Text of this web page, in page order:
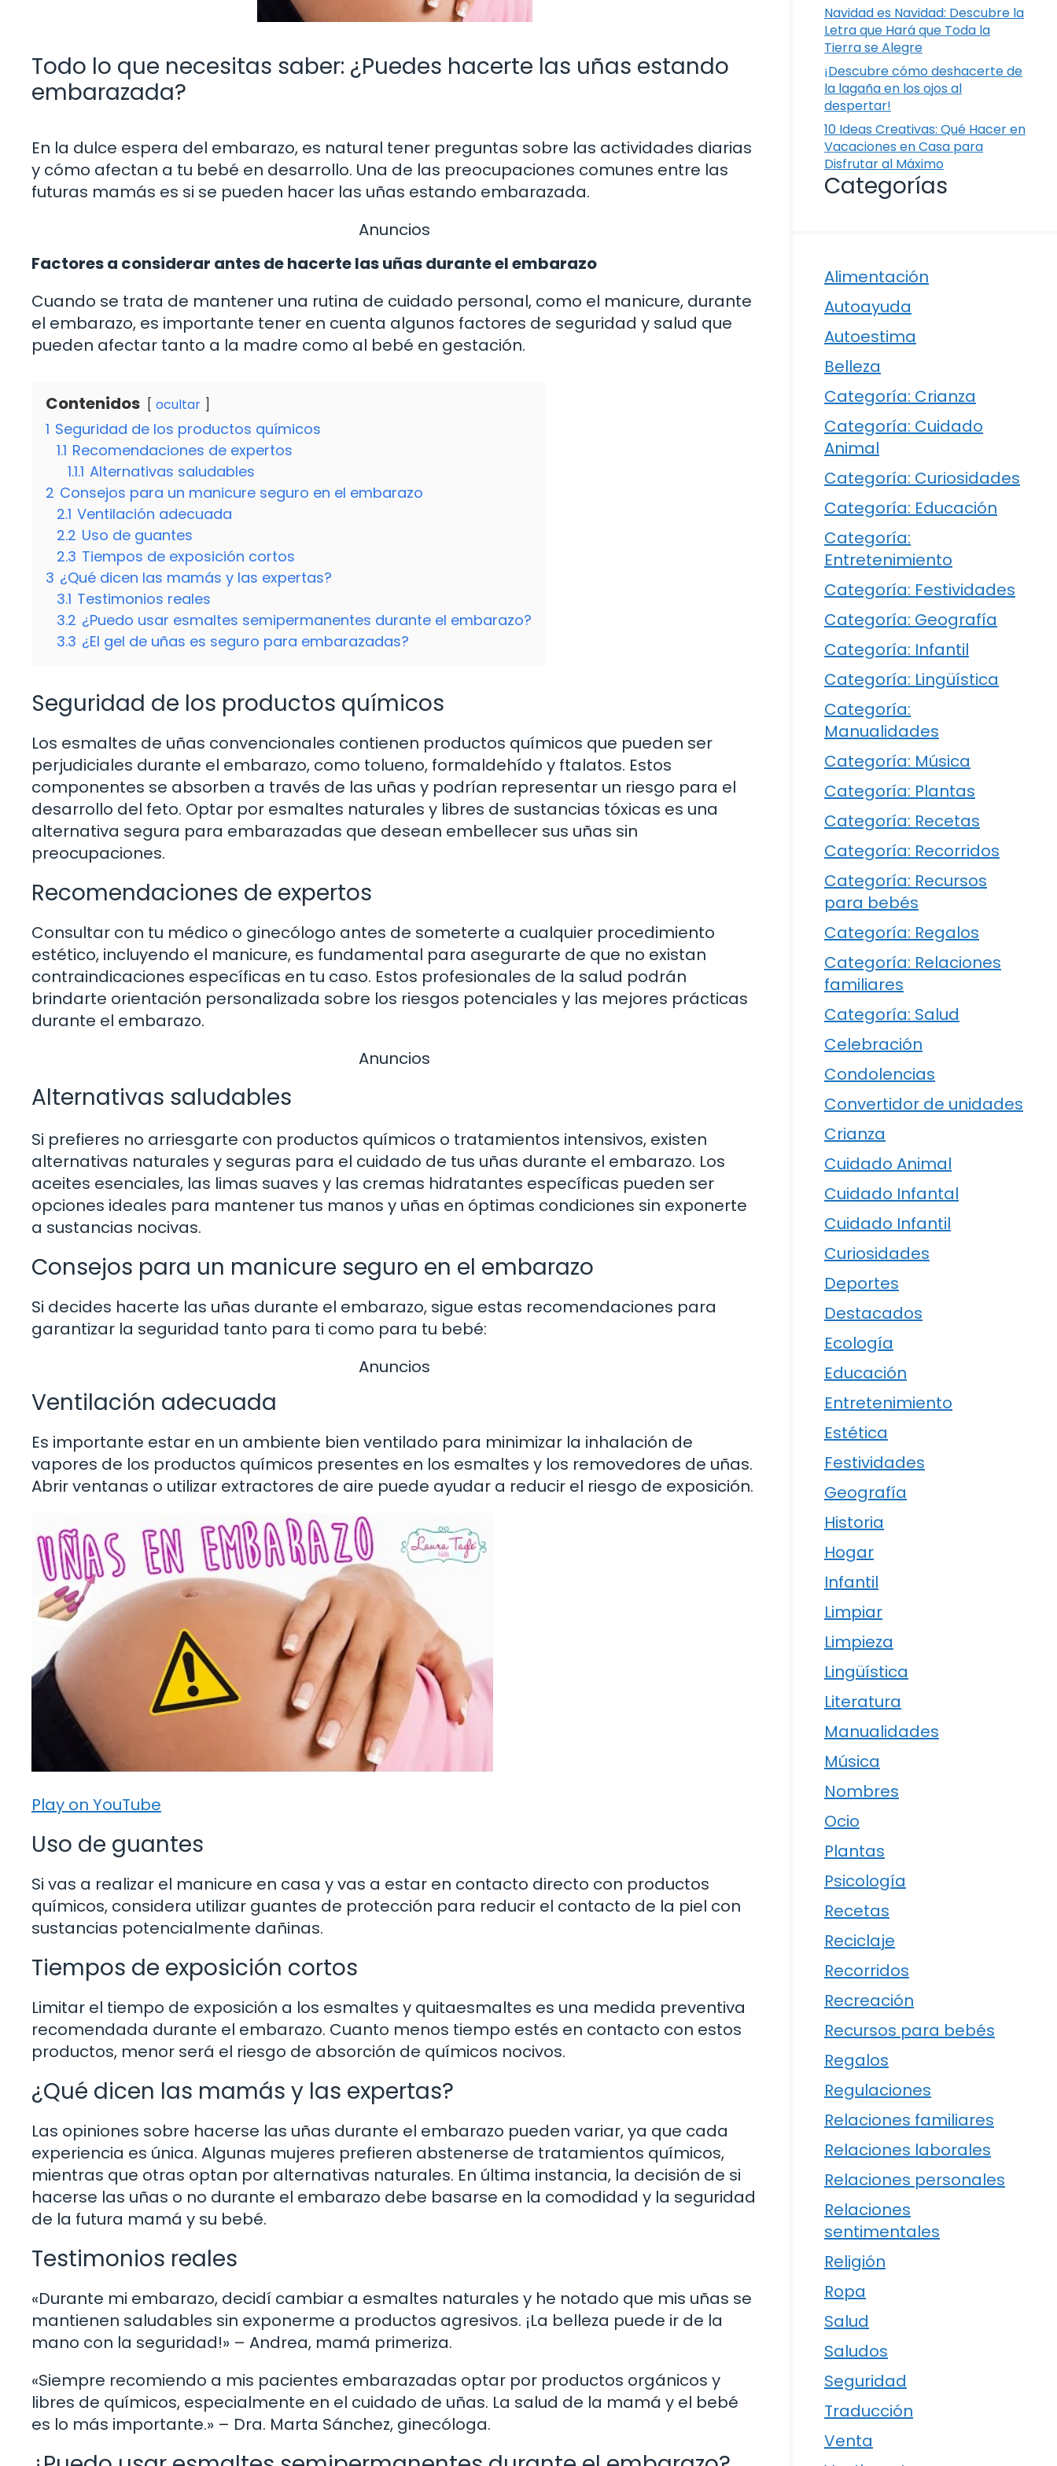
Todo lo que necesitas saber: ¿Puedes hacerte las uñas estando
embarazada?
En la dulce espera del embarazo, es natural tener preguntas sobre las actividades diarias
y cómo afectan a tu bebé en desarrollo. Una de las preocupaciones comunes entre las
futuras mamás es si se pueden hacer las uñas estando embarazada.
Anuncios
Factores a considerar antes de hacerte las uñas durante el embarazo
Cuando se trata de mantener una rutina de cuidado personal, como el manicure, durante
el embarazo, es importante tener en cuenta algunos factores de seguridad y salud que
pueden afectar tanto a la madre como al bebé en gestación.
Contenidos ocultar
1 Seguridad de los productos químicos
1.1 Recomendaciones de expertos
1.1.1 Alternativas saludables
2 Consejos para un manicure seguro en el embarazo
2.1 Ventilación adecuada
2.2 Uso de guantes
2.3 Tiempos de exposición cortos
3 ¿Qué dicen las mamás y las expertas?
3.1 Testimonios reales
3.2 ¿Puedo usar esmaltes semipermanentes durante el embarazo?
3.3 ¿El gel de uñas es seguro para embarazadas?
Seguridad de los productos químicos
Los esmaltes de uñas convencionales contienen productos químicos que pueden ser
perjudiciales durante el embarazo, como tolueno, formaldehído y ftalatos. Estos
componentes se absorben a través de las uñas y podrían representar un riesgo para el
desarrollo del feto. Optar por esmaltes naturales y libres de sustancias tóxicas es una
alternativa segura para embarazadas que desean embellecer sus uñas sin
preocupaciones.
Recomendaciones de expertos
Consultar con tu médico o ginecólogo antes de someterte a cualquier procedimiento
estético, incluyendo el manicure, es fundamental para asegurarte de que no existan
contraindicaciones específicas en tu caso. Estos profesionales de la salud podrán
brindarte orientación personalizada sobre los riesgos potenciales y las mejores prácticas
durante el embarazo.
Anuncios
Alternativas saludables
Si prefieres no arriesgarte con productos químicos o tratamientos intensivos, existen
alternativas naturales y seguras para el cuidado de tus uñas durante el embarazo. Los
aceites esenciales, las limas suaves y las cremas hidratantes específicas pueden ser
opciones ideales para mantener tus manos y uñas en óptimas condiciones sin exponerte
a sustancias nocivas.
Consejos para un manicure seguro en el embarazo
Si decides hacerte las uñas durante el embarazo, sigue estas recomendaciones para
garantizar la seguridad tanto para ti como para tu bebé:
Anuncios
Ventilación adecuada
Es importante estar en un ambiente bien ventilado para minimizar la inhalación de
vapores de los productos químicos presentes en los esmaltes y los removedores de uñas.
Abrir ventanas o utilizar extractores de aire puede ayudar a reducir el riesgo de exposición.
Play on YouTube
Uso de guantes
Si vas a realizar el manicure en casa y vas a estar en contacto directo con productos
químicos, considera utilizar guantes de protección para reducir el contacto de la piel con
sustancias potencialmente dañinas.
Tiempos de exposición cortos
Limitar el tiempo de exposición a los esmaltes y quitaesmaltes es una medida preventiva
recomendada durante el embarazo. Cuanto menos tiempo estés en contacto con estos
productos, menor será el riesgo de absorción de químicos nocivos.
¿Qué dicen las mamás y las expertas?
Las opiniones sobre hacerse las uñas durante el embarazo pueden variar, ya que cada
experiencia es única. Algunas mujeres prefieren abstenerse de tratamientos químicos,
mientras que otras optan por alternativas naturales. En última instancia, la decisión de si
hacerse las uñas o no durante el embarazo debe basarse en la comodidad y la seguridad
de la futura mamá y su bebé.
Testimonios reales
«Durante mi embarazo, decidí cambiar a esmaltes naturales y he notado que mis uñas se
mantienen saludables sin exponerme a productos agresivos. ¡La belleza puede ir de la
mano con la seguridad!» – Andrea, mamá primeriza.
«Siempre recomiendo a mis pacientes embarazadas optar por productos orgánicos y
libres de químicos, especialmente en el cuidado de uñas. La salud de la mamá y el bebé
es lo más importante.» – Dra. Marta Sánchez, ginecóloga.
Navidad es Navidad: Descubre la
Letra que Hará que Toda la
Tierra se Alegre
¡Descubre cómo deshacerte de
la lagaña en los ojos al
despertar!
10 Ideas Creativas: Qué Hacer en
Vacaciones en Casa para
Disfrutar al Máximo
Categorías
Alimentación
Autoayuda
Autoestima
Belleza
Categoría: Crianza
Categoría: Cuidado
Animal
Categoría: Curiosidades
Categoría: Educación
Categoría:
Entretenimiento
Categoría: Festividades
Categoría: Geografía
Categoría: Infantil
Categoría: Lingüística
Categoría:
Manualidades
Categoría: Música
Categoría: Plantas
Categoría: Recetas
Categoría: Recorridos
Categoría: Recursos
para bebés
Categoría: Regalos
Categoría: Relaciones
familiares
Categoría: Salud
Celebración
Condolencias
Convertidor de unidades
Crianza
Cuidado Animal
Cuidado Infantal
Cuidado Infantil
Curiosidades
Deportes
Destacados
Ecología
Educación
Entretenimiento
Estética
Festividades
Geografía
Historia
Hogar
Infantil
Limpiar
Limpieza
Lingüística
Literatura
Manualidades
Música
Nombres
Ocio
Plantas
Psicología
Recetas
Reciclaje
Recorridos
Recreación
Recursos para bebés
Regalos
Regulaciones
Relaciones familiares
Relaciones laborales
Relaciones personales
Relaciones
sentimentales
Religión
Ropa
Salud
Saludos
Seguridad
Traducción
Venta